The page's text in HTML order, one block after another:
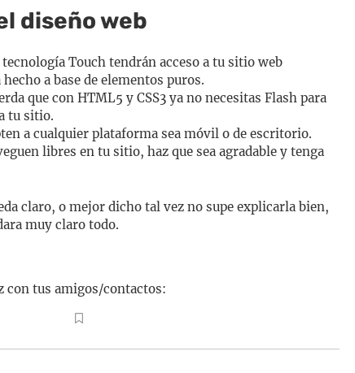
diseño web
Touch tendrán acceso a tu sitio web
a base de elementos puros.
que con HTML5 y CSS3 ya no necesitas Flash para
tu sitio.
a cualquier plataforma sea móvil o de escritorio.
libres en tu sitio, haz que sea agradable y tenga
claro, o mejor dicho tal vez no supe explicarla bien,
muy claro todo.
con tus amigos/contactos: